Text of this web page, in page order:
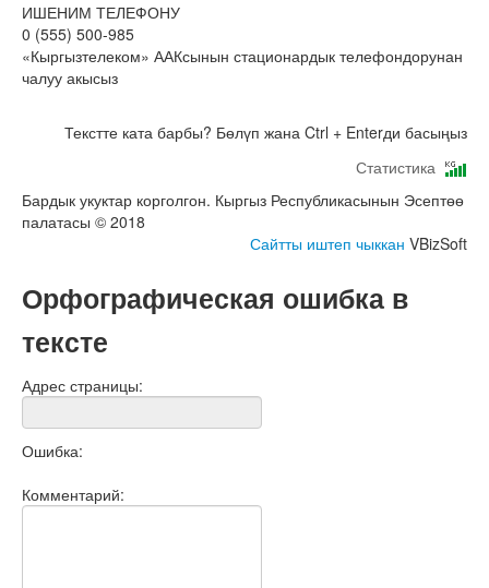
ИШЕНИМ ТЕЛЕФОНУ
0 (555) 500-985
«Кыргызтелеком» ААКсынын стационардык телефондорунан
чалуу акысыз
Текстте ката барбы? Бөлүп жана Ctrl + Enterди басыңыз
Статистика
Бардык укуктар корголгон. Кыргыз Республикасынын Эсептөө
палатасы © 2018
Сайтты иштеп чыккан VBizSoft
Орфографическая ошибка в
тексте
Адрес страницы:
Ошибка:
Комментарий: